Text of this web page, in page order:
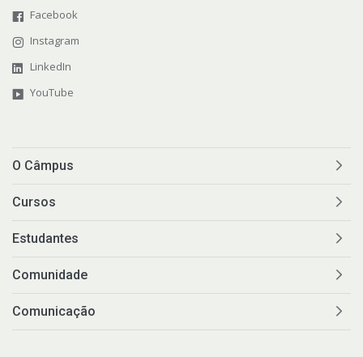
Facebook
Instagram
LinkedIn
YouTube
O Câmpus
Cursos
Estudantes
Comunidade
Comunicação